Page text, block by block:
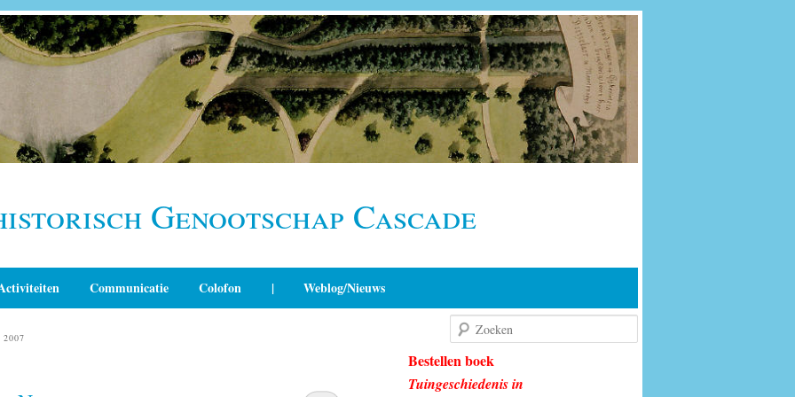
Genootschap Cascade
Communicatie Colofon | Weblog/Nieuws
2007
Bestellen boek
Tuingeschiedenis in